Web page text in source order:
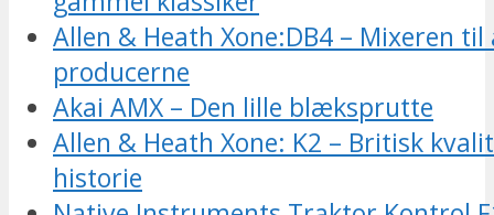
Allen & Heath Xone:DB4 – Mixeren til
producerne
Akai AMX – Den lille blæksprutte
Allen & Heath Xone: K2 – Britisk
historie